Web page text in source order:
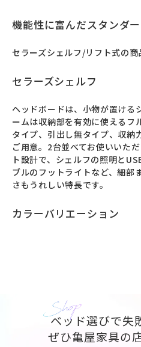
機能性に富んだスタンダ
セラーズシェルフ/リフト式の商
セラーズシェルフ
ヘッドボードは、小物が置ける
ームは収納部を有効に使えるフ
タイプ、引出し無タイプ、収納
ご用意。2台並べてお使いいた
ト設計で、シェルフの照明と
ブルのフットライトなど、細部
さもうれしい特長です。
カラーバリエーション
ベッド選びで失
ぜひ亀屋家具の